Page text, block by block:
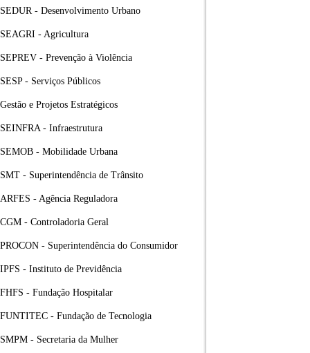
SEDUR - Desenvolvimento Urbano
SEAGRI - Agricultura
SEPREV - Prevenção à Violência
SESP - Serviços Públicos
Gestão e Projetos Estratégicos
SEINFRA - Infraestrutura
SEMOB - Mobilidade Urbana
SMT - Superintendência de Trânsito
ARFES - Agência Reguladora
CGM - Controladoria Geral
PROCON - Superintendência do Consumidor
IPFS - Instituto de Previdência
FHFS - Fundação Hospitalar
FUNTITEC - Fundação de Tecnologia
SMPM - Secretaria da Mulher